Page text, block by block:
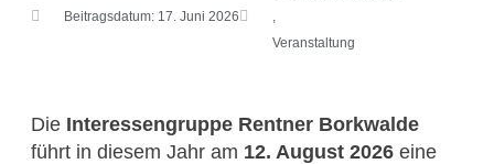
Beitragsdatum: 17. Juni 2026
Veranstaltung
Die Interessengruppe Rentner Borkwalde
führt in diesem Jahr am 12. August 2026eine